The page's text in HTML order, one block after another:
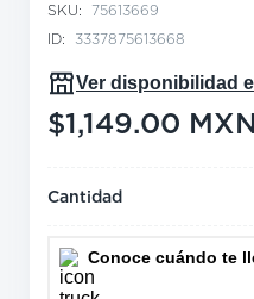
SKU:
75613669
ID:
3337875613668
Ver disponibilidad
$1,149.00 MXN
precio actual $1,149.00
Cantidad
Conoce cuándo te